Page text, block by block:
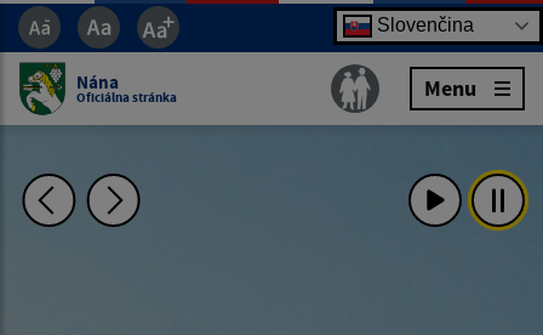
Slovenčina
Nána
Oficiálna stránka Menu